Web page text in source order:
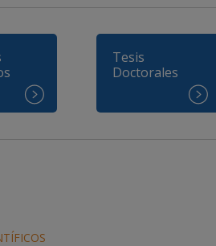
Tesis
Doctorales